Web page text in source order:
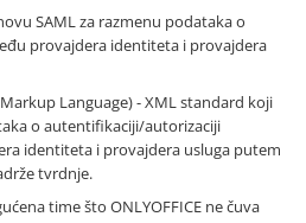
SAML za razmenu podataka o
provajdera identiteta i provajdera
Language) - XML standard koji
o autentifikaciji/autorizaciji
identiteta i provajdera usluga putem
tvrdnje.
time što ONLYOFFICE ne čuva